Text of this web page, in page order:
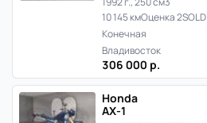
10 145 кмОценка 2SOLD
Конечная
Владивосток
306 000 р.
Honda
AX-1